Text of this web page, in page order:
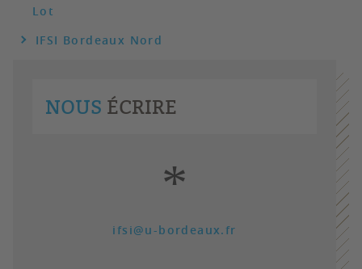
Lot
IFSI Bordeaux Nord
NOUS ÉCRIRE
*
ifsi@u-bordeaux.fr